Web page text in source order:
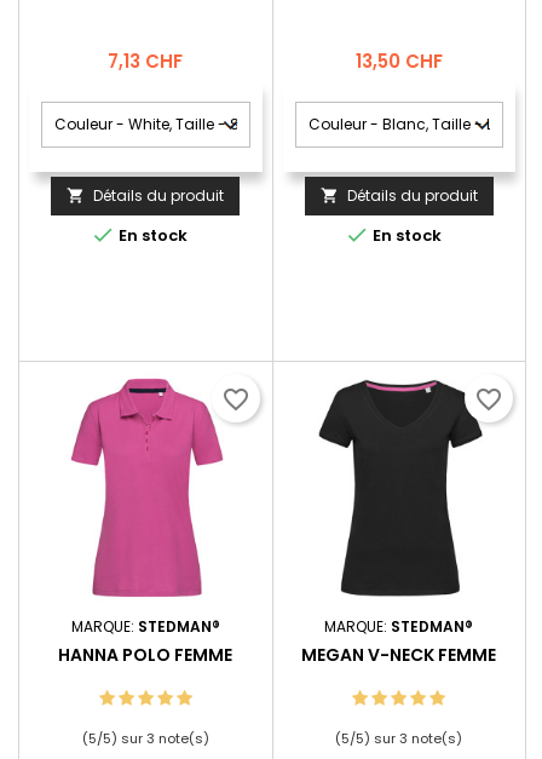
Prix
7,13 CHF
 Détails du produit
 En stock
Prix
13,50 CHF
 Détails du produit
 En stock
MARQUE: STEDMAN®
HANNA POLO FEMME
(5/5) sur3 note(s)
favorite_border
MARQUE: STEDMAN®
MEGAN V-NECK FEMME
(5/5) sur3 note(s)
favorite_border